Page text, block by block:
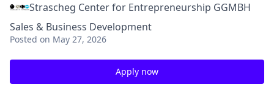
Strascheg Center for Entrepreneurship GGMBH
Sales & Business Development
Posted on May 27, 2026
Apply now